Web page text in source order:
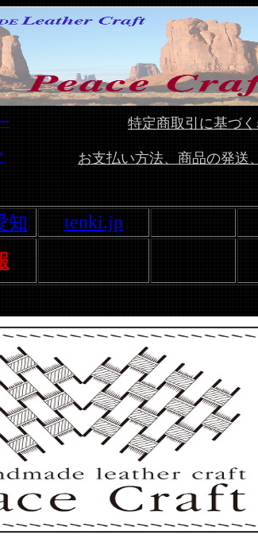
特定商取引に基づ
お支払い方法、商品の発送
知 tenki.jp